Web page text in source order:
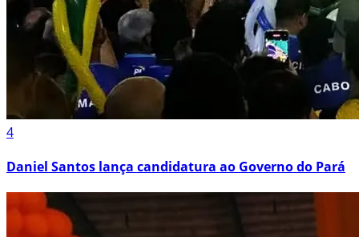
4
Daniel Santos lança candidatura ao Governo do Pará